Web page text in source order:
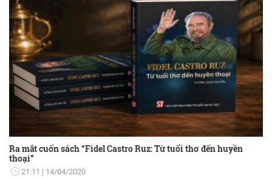
Ra mắt cuốn sách “Fidel Castro Ruz: Từ tuổi thơ đến huyền
thoại”
21:11 14/04/2020